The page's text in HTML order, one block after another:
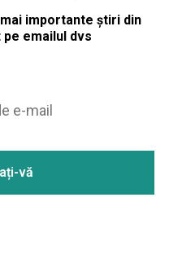
importante știri din
emailul dvs